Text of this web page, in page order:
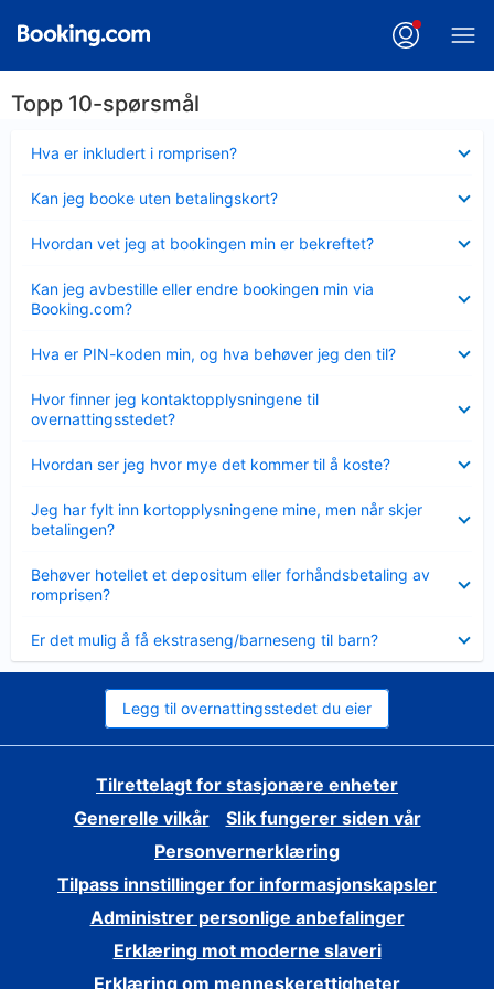
Topp 10-spørsmål
Hva er inkludert i romprisen?
mindre
Kan jeg booke uten betalingskort?
mindre
Hvordan vet jeg at bookingen min er bekreftet?
mindre
Kan jeg avbestille eller endre bookingen min via
Booking.com?
mindre
Hva er PIN-koden min, og hva behøver jeg den til?
mindre
Hvor finner jeg kontaktopplysningene til
overnattingsstedet?
mindre
Hvordan ser jeg hvor mye det kommer til å koste?
mindre
Jeg har fylt inn kortopplysningene mine, men når skjer
betalingen?
mindre
Behøver hotellet et depositum eller forhåndsbetaling av
romprisen?
mindre
Er det mulig å få ekstraseng/barneseng til barn?
mindre
Legg til overnattingsstedet du eier
Tilrettelagt for stasjonære enheter
Generelle vilkår
Slik fungerer siden vår
Personvernerklæring
Tilpass innstillinger for informasjonskapsler
Administrer personlige anbefalinger
Erklæring mot moderne slaveri
Erklæring om menneskerettigheter